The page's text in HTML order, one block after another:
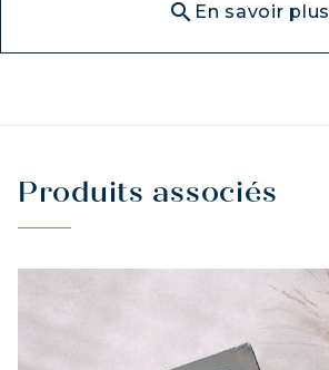
search En savoir plus
Produits associés